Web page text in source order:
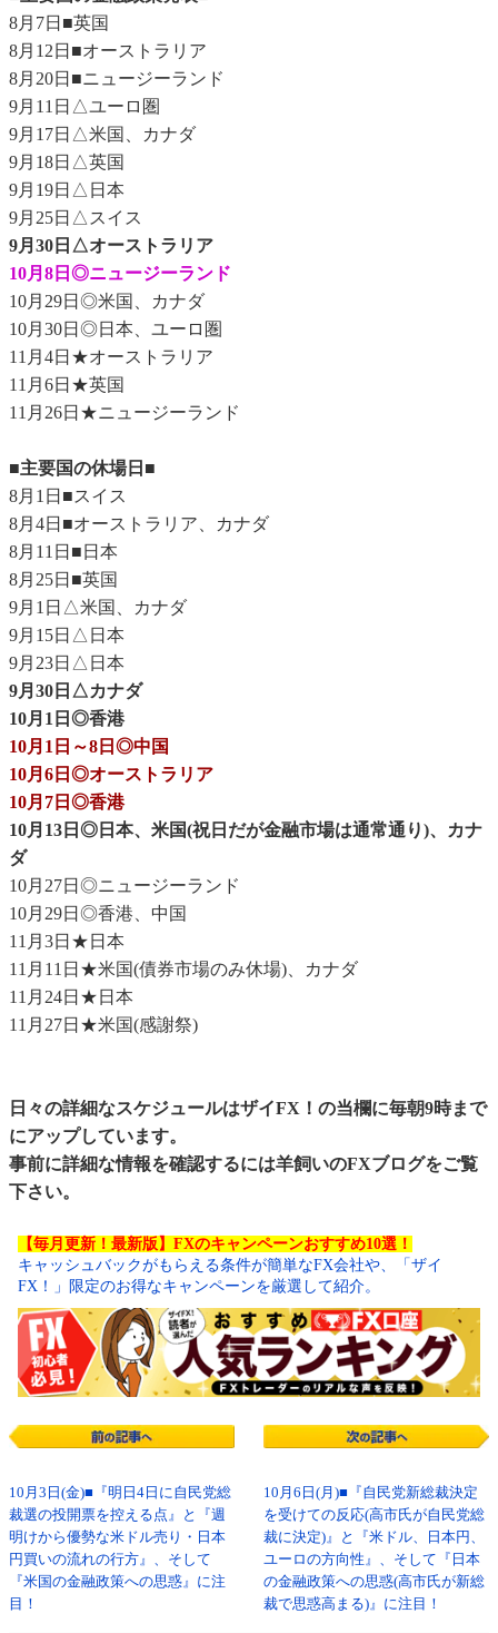
8月7日■英国
8月12日■オーストラリア
8月20日■ニュージーランド
9月11日△ユーロ圏
9月17日△米国、カナダ
9月18日△英国
9月19日△日本
9月25日△スイス
9月30日△オーストラリア
10月8日◎ニュージーランド
10月29日◎米国、カナダ
10月30日◎日本、ユーロ圏
11月4日★オーストラリア
11月6日★英国
11月26日★ニュージーランド
■主要国の休場日■
8月1日■スイス
8月4日■オーストラリア、カナダ
8月11日■日本
8月25日■英国
9月1日△米国、カナダ
9月15日△日本
9月23日△日本
9月30日△カナダ
10月1日◎香港
10月1日～8日◎中国
10月6日◎オーストラリア
10月7日◎香港
10月13日◎日本、米国(祝日だが金融市場は通常通り)、カナ
ダ
10月27日◎ニュージーランド
10月29日◎香港、中国
11月3日★日本
11月11日★米国(債券市場のみ休場)、カナダ
11月24日★日本
11月27日★米国(感謝祭)
日々の詳細なスケジュールはザイFX！の当欄に毎朝9時まで
にアップしています。
事前に詳細な情報を確認するには羊飼いのFXブログをご覧
下さい。
【毎月更新！最新版】FXのキャンペーンおすすめ10選！
キャッシュバックがもらえる条件が簡単なFX会社や、「ザイ
FX！」限定のお得なキャンペーンを厳選して紹介。
10月3日(金)■『明日4日に自民党総
裁選の投開票を控える点』と『週
明けから優勢な米ドル売り・日本
円買いの流れの行方』、そして
『米国の金融政策への思惑』に注
目！
10月6日(月)■『自民党新総裁決定
を受けての反応(高市氏が自民党総
裁に決定)』と『米ドル、日本円、
ユーロの方向性』、そして『日本
の金融政策への思惑(高市氏が新総
裁で思惑高まる)』に注目！